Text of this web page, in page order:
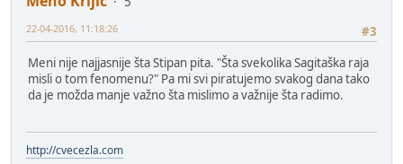
#3
22-04-2016, 11:18:26
Meni nije najjasnije šta Stipan pita. "Šta svekolika Sagitaška raja
misli o tom fenomenu?" Pa mi svi piratujemo svakog dana tako
da je možda manje važno šta mislimo a važnije šta radimo.
http://cvecezla.com